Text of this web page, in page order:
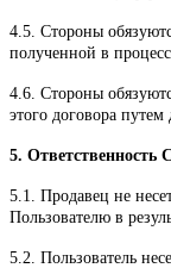
4.5. Стороны
полученной в
4.6. Стороны
этого договора путем
5. Ответственность
5.1. Продавец не
Пользователю в
5.2. Пользователь